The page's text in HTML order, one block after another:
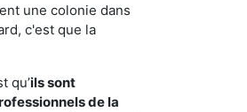
une colonie dans
c'est que la
qu’ils sont
de la